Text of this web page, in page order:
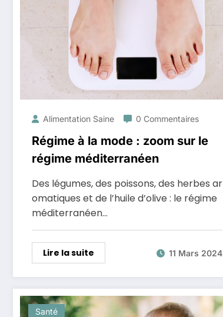
Alimentation Saine 0 Commentaires
Régime à la mode : zoom sur le
régime méditerranéen
Des légumes, des poissons, des herbes ar
omatiques et de l’huile d’olive : le régime
méditerranéen…
Lire la suite 11 Mars 2024
Santé